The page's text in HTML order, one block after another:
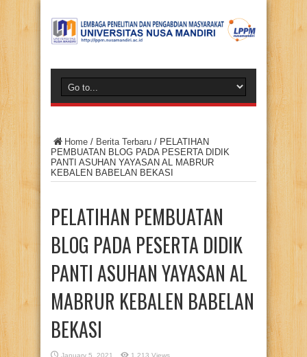
Home / Berita Terbaru / PELATIHAN
PEMBUATAN BLOG PADA PESERTA DIDIK
PANTI ASUHAN YAYASAN AL MABRUR
KEBALEN BABELAN BEKASI
PELATIHAN PEMBUATAN
BLOG PADA PESERTA DIDIK
PANTI ASUHAN YAYASAN AL
MABRUR KEBALEN BABELAN
BEKASI